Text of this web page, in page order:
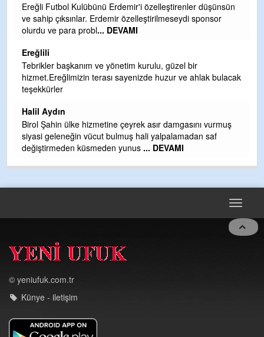
Ereğli Futbol Kulübünü Erdemir'i özelleştirenler düşünsün
ve sahip çıksınlar. Erdemir özelleştirilmeseydi sponsor
olurdu ve para probl... DEVAMI
Ereğlili
Tebrikler başkanım ve yönetim kurulu, güzel bir
hizmet.Ereğlimizin terası sayenizde huzur ve ahlak bulacak
teşekkürler
Halil Aydın
Birol Şahin ülke hizmetine çeyrek asır damgasını vurmuş
siyasi geleneğin vücut bulmuş hali yalpalamadan saf
değiştirmeden küsmeden yunus ... DEVAMI
Toggle
© yeniufuk.com.tr
Künye - iletişim